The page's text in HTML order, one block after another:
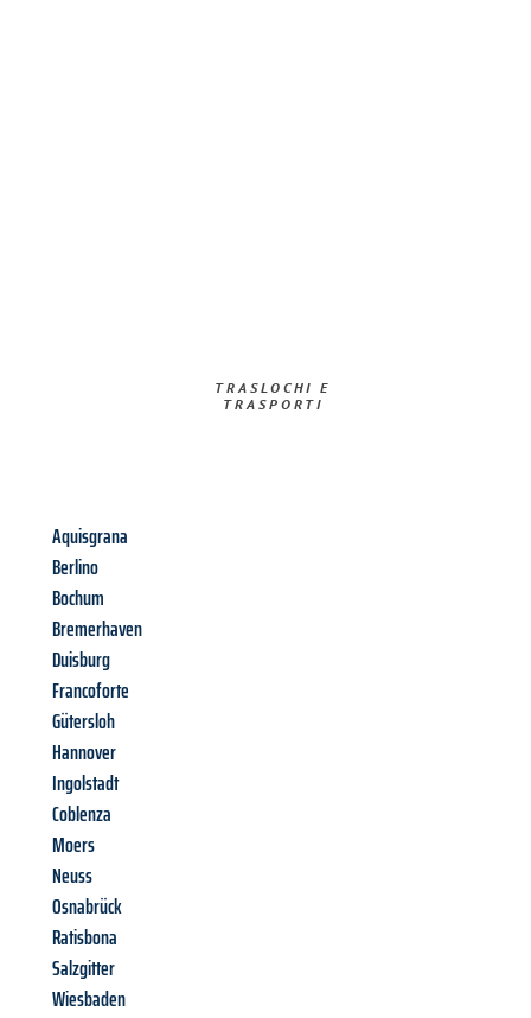
TRASLOCHI E
TRASPORTI​
Aquisgrana
Berlino
Bochum
Bremerhaven
Duisburg
Francoforte
Gütersloh
Hannover
Ingolstadt
Coblenza
Moers
Neuss
Osnabrück
Ratisbona
Salzgitter
Wiesbaden